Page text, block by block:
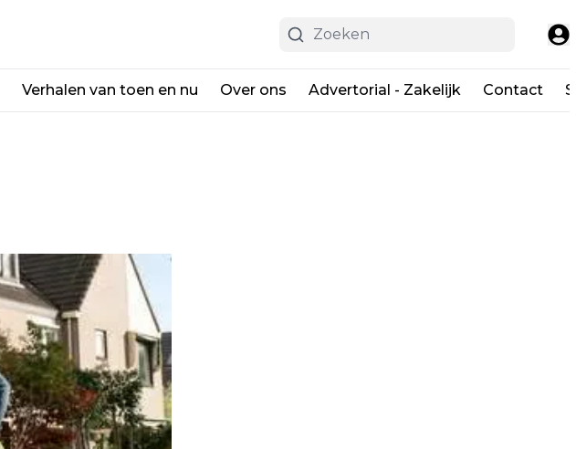
Verhalen van toen en nu Over ons Advertorial - Zakelijk Contact